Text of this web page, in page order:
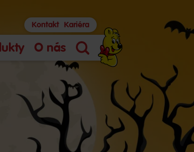
O nás
Hľadanie
Kontakt Kariéra